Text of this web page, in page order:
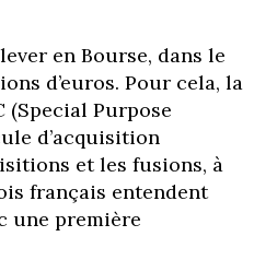
en Bourse, dans le
d’euros. Pour cela, la
(Special Purpose
d’acquisition
et les fusions, à
français entendent
une première